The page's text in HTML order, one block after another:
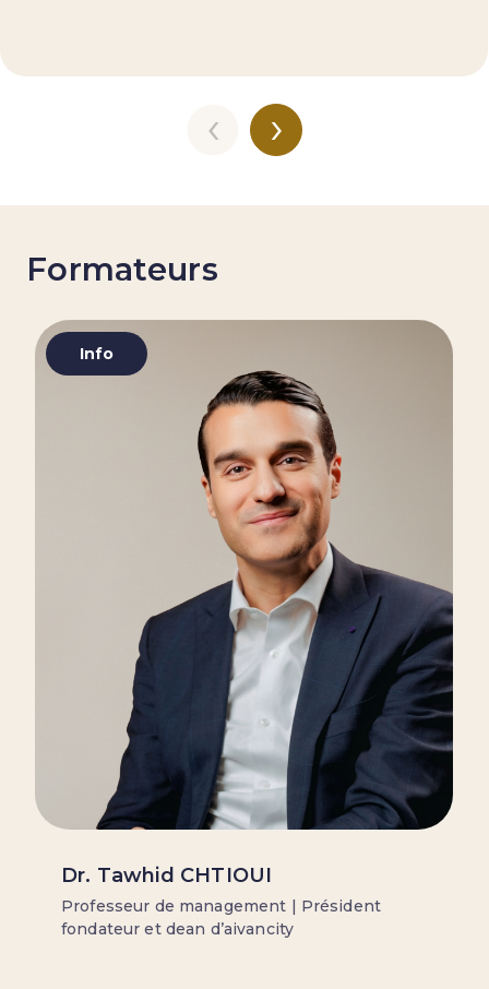
‹ ›
Formateurs
Info
Dr. Tawhid CHTIOUI
Professeur de management | Président
fondateur et dean d’aivancity